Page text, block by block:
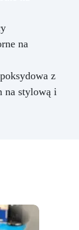
na
z
na stylową i